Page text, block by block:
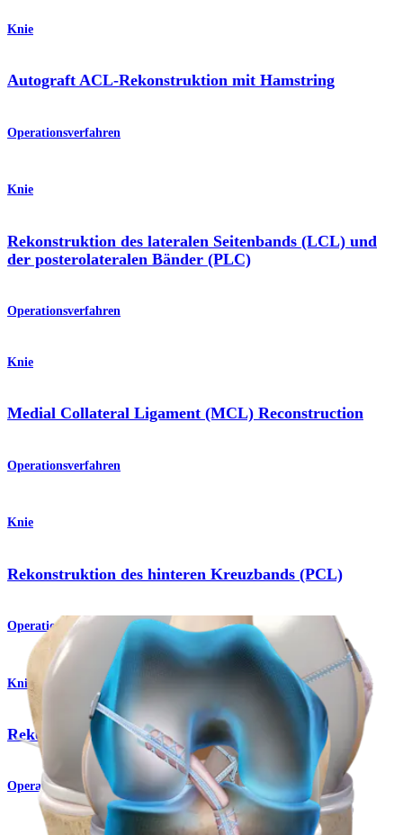
Knie
Autograft ACL-Rekonstruktion mit Hamstring
Operationsverfahren
Knie
Rekonstruktion des lateralen Seitenbands (LCL) und
der posterolateralen Bänder (PLC)
Operationsverfahren
Knie
Medial Collateral Ligament (MCL) Reconstruction
Operationsverfahren
Knie
Rekonstruktion des hinteren Kreuzbands (PCL)
Operationsverfahren
Knie
Rekonstruktion des hinteren Kreuzbands (PCL)
Operationsverfahren